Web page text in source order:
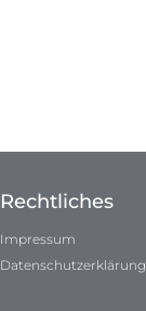
Rechtliches
Impressum
Datenschutzerklärung